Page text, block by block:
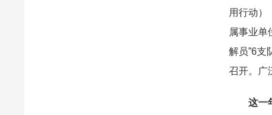
用行动）
属事业单
解员”6支
召开。广
这一